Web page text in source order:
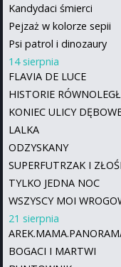
Kandydaci śmierci
Pejzaż w kolorze sepii
Psi patrol i dinozaury
14 sierpnia
FLAVIA DE LUCE
HISTORIE
KONIEC ULICY
LALKA
ODZYSKANY
SUPERFUTRZAK I
TYLKO JEDNA NOC
WSZYSCY MOI
21 sierpnia
BOGACI I MARTWI